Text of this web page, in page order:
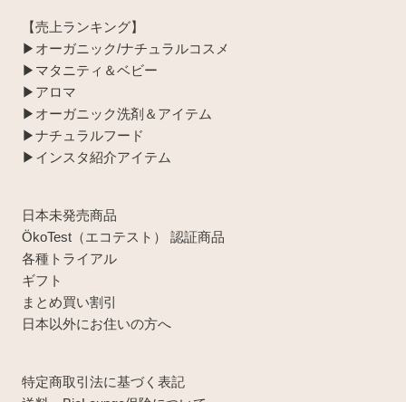
【売上ランキング】
▶︎オーガニック/ナチュラルコスメ
▶︎マタニティ＆ベビー
▶︎アロマ
▶︎オーガニック洗剤＆アイテム
▶︎ナチュラルフード
▶︎インスタ紹介アイテム
日本未発売商品
ÖkoTest（エコテスト） 認証商品
各種トライアル
ギフト
まとめ買い割引
日本以外にお住いの方へ
特定商取引法に基づく表記